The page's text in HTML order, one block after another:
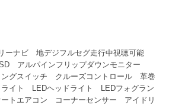
ーナビ 地デジフルセグ走行中視聴可能
アルパインフリップダウンモニター
グスイッチ クルーズコントロール 革巻
イト LEDヘッドライト LEDフォグラン
トエアコン コーナーセンサー アイドリ